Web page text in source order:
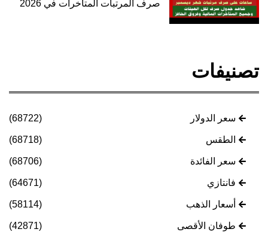
صرف المرتبات المتأخرات في 2026
تصنيفات
سعر الدولار (68722)
الطقس (68718)
سعر الفائدة (68706)
فانتازي (64671)
أسعار الذهب (58114)
طوفان الأقصى (42871)